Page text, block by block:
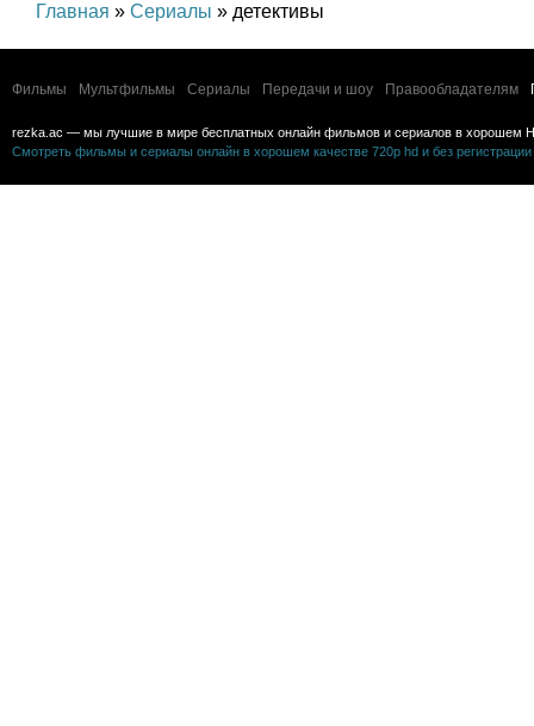
Главная » Сериалы » детективы
Фильмы Мультфильмы Сериалы Передачи и шоу Правообладателям
rezka.ac — мы лучшие в мире бесплатных онлайн фильмов и сериалов в хорошем
Смотреть фильмы и сериалы онлайн в хорошем качестве 720p hd и без